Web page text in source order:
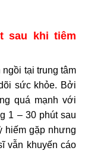
sau khi tiêm
tại trung tâm
sức khỏe. Bởi
quá mạnh với
1 – 30 phút sau
hiếm gặp nhưng
vẫn khuyến cáo